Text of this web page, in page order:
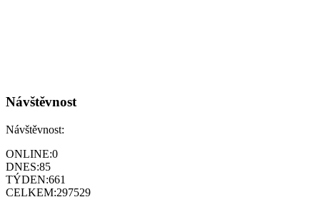
Návštěvnost
Návštěvnost:
ONLINE:0
DNES:85
TÝDEN:661
CELKEM:297529